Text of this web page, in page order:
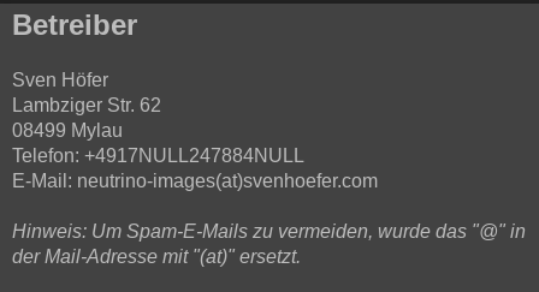
Betreiber
Sven Höfer
Lambziger Str. 62
08499 Mylau
Telefon: +4917NULL247884NULL
E-Mail: neutrino-images(at)svenhoefer.com
Hinweis: Um Spam-E-Mails zu vermeiden, wurde das "@" in
der Mail-Adresse mit "(at)" ersetzt.